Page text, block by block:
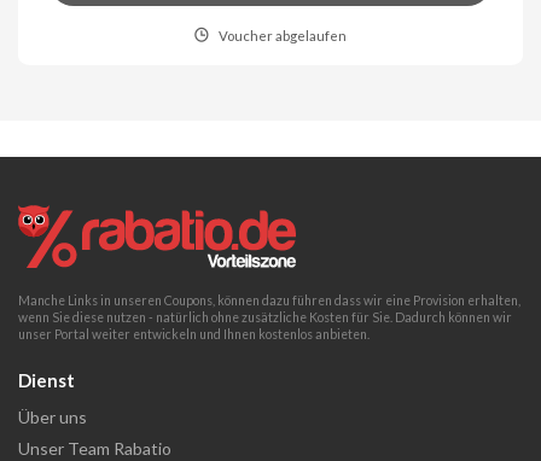
Voucher abgelaufen
Manche Links in unseren Coupons, können dazu führen dass wir eine Provision erhalten,
wenn Sie diese nutzen - natürlich ohne zusätzliche Kosten für Sie. Dadurch können wir
unser Portal weiter entwickeln und Ihnen kostenlos anbieten.
Dienst
Über uns
Unser Team Rabatio